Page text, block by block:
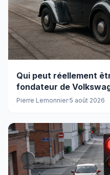
Qui peut réellement
fondateur de
Pierre Lemonnier·5 août 2026